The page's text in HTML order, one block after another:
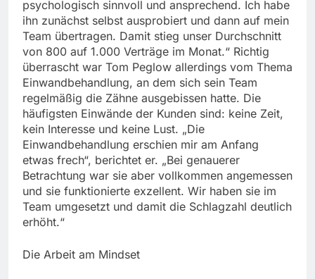
psychologisch sinnvoll und ansprechend. Ich habe
ihn zunächst selbst ausprobiert und dann auf mein
Team übertragen. Damit stieg unser Durchschnitt
von 800 auf 1.000 Verträge im Monat.“ Richtig
überrascht war Tom Peglow allerdings vom Thema
Einwandbehandlung, an dem sich sein Team
regelmäßig die Zähne ausgebissen hatte. Die
häufigsten Einwände der Kunden sind: keine Zeit,
kein Interesse und keine Lust. „Die
Einwandbehandlung erschien mir am Anfang
etwas frech“, berichtet er. „Bei genauerer
Betrachtung war sie aber vollkommen angemessen
und sie funktionierte exzellent. Wir haben sie im
Team umgesetzt und damit die Schlagzahl deutlich
erhöht.“
Die Arbeit am Mindset